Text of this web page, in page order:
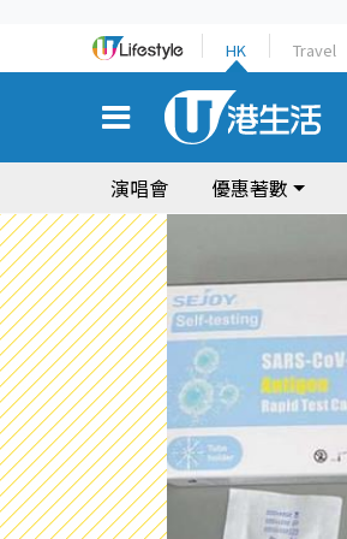
HK Travel
演唱會 優惠著數